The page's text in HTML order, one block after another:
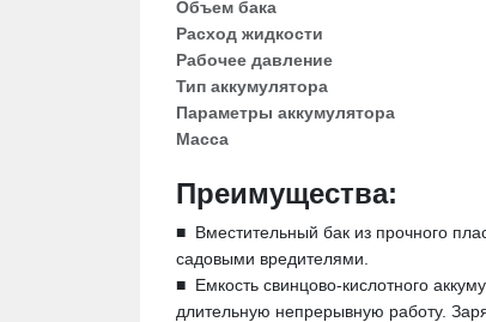
Объем бака
Расход жидкости
Рабочее давление
Тип аккумулятора
Параметры аккумулятора
Масса
Преимущества:
■
Вместительный бак из прочного
садовыми вредителями.
■
Емкость свинцово-кислотного
длительную непрерывную работу.